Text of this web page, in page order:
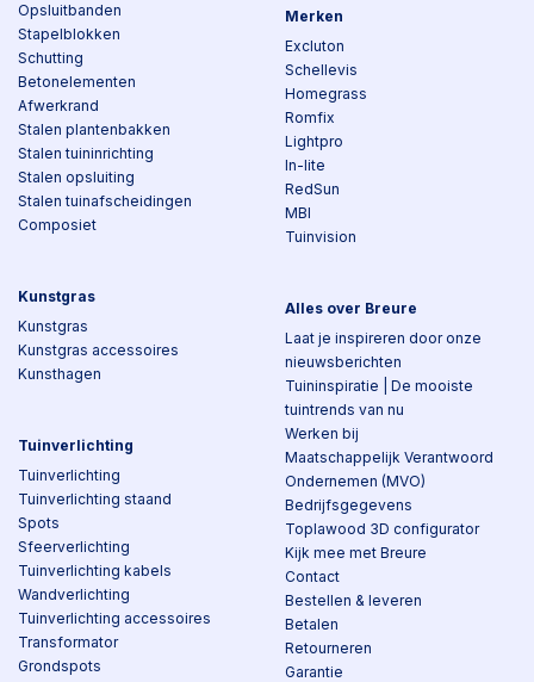
Opsluitbanden
Stapelblokken
Schutting
Betonelementen
Afwerkrand
Stalen plantenbakken
Stalen tuininrichting
Stalen opsluiting
Stalen tuinafscheidingen
Composiet
Kunstgras
Kunstgras
Kunstgras accessoires
Kunsthagen
Tuinverlichting
Tuinverlichting
Tuinverlichting staand
Spots
Sfeerverlichting
Tuinverlichting kabels
Wandverlichting
Tuinverlichting accessoires
Transformator
Grondspots
Merken
Excluton
Schellevis
Homegrass
Romfix
Lightpro
In-lite
RedSun
MBI
Tuinvision
Alles over Breure
Laat je inspireren door onze
nieuwsberichten
Tuininspiratie | De mooiste
tuintrends van nu
Werken bij
Maatschappelijk Verantwoord
Ondernemen (MVO)
Bedrijfsgegevens
Toplawood 3D configurator
Kijk mee met Breure
Contact
Bestellen & leveren
Betalen
Retourneren
Garantie